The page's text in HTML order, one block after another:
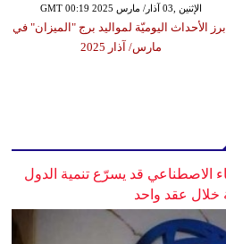
GMT 00:19 2025 الإثنين ,03 آذار/ مارس
الأحداث اليوميّة لمواليد برج "الميزان" في
مارس/ آذار 2025
الاصطناعي قد يسرّع تنمية الدول
خلال عقد واحد